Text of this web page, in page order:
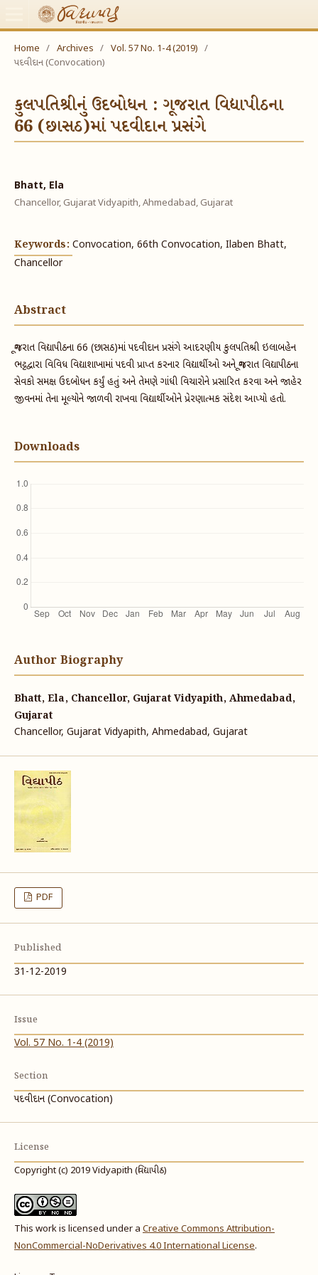
Home / Archives / Vol. 57 No. 1-4 (2019)
/
પદવીદાન (Convocation)
કુલપતિશ્રીનું ઉદબોધન : ગૂજરાત વિદ્યાપીઠના
66 (છાસઠ)માં પદવીદાન પ્રસંગે
Bhatt, Ela
Chancellor, Gujarat Vidyapith, Ahmedabad, Gujarat
Keywords: Convocation, 66th Convocation, Ilaben Bhatt,
Chancellor
Abstract
ગૂજરાત વિદ્યાપીઠના 66 (છાસઠ)માં પદવીદાન પ્રસંગે આદરણીય કુલપતિશ્રી ઇલાબહેન
ભટ્ટદ્વારા વિવિધ વિદ્યાશાખામાં પદવી પ્રાપ્ત કરનાર વિદ્યાર્થીઓ અને ગૂજરાત વિદ્યાપીઠના
સેવકો સમક્ષ ઉદબોધન કર્યું હતું અને તેમણે ગાંધી વિચારોને પ્રસારિત કરવા અને જાહેર
જીવનમાં તેના મૂલ્યોને જાળવી રાખવા વિદ્યાર્થીઓને પ્રેરણાત્મક સંદેશ આપ્યો હતો.
Downloads
Author Biography
Bhatt, Ela, Chancellor, Gujarat Vidyapith, Ahmedabad,
Gujarat
Chancellor, Gujarat Vidyapith, Ahmedabad, Gujarat
PDF
Published
31-12-2019
Issue
Vol. 57 No. 1-4 (2019)
Section
પદવીદાન (Convocation)
License
Copyright (c) 2019 Vidyapith (વિદ્યાપીઠ)
This work is licensed under a Creative Commons Attribution-
NonCommercial-NoDerivatives 4.0 International License.